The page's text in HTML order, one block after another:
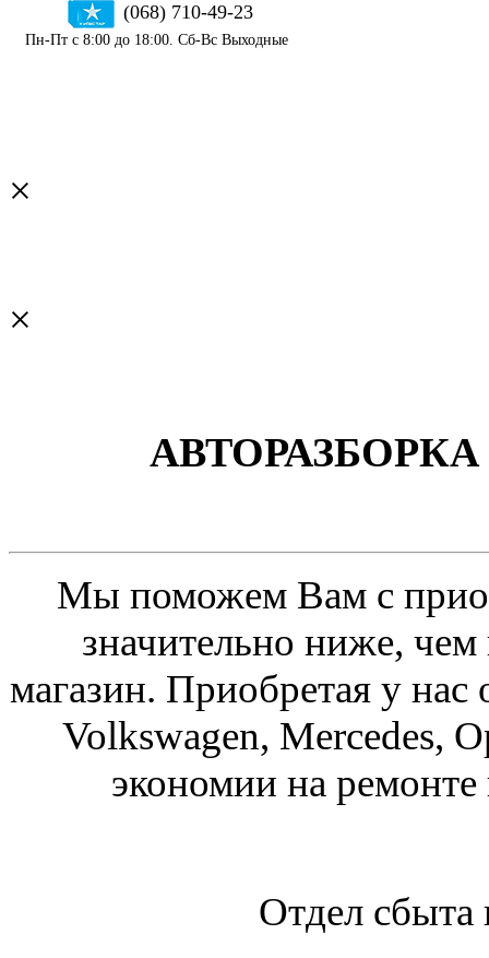
(068) 710-49-23
Пн-Пт с 8:00 до 18:00. Сб-Вс Выходные
×
×
Мы поможем Вам с
значительно ниже,
магазин. Приобретая у нас
Volkswagen, Mercedes,
экономии на
Отдел сбыта